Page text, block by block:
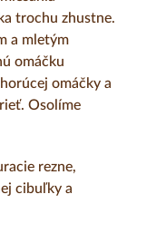
trochu zhustne.
a mletým
omáčku
omáčky a
Osolíme
rezne,
cibuľky a